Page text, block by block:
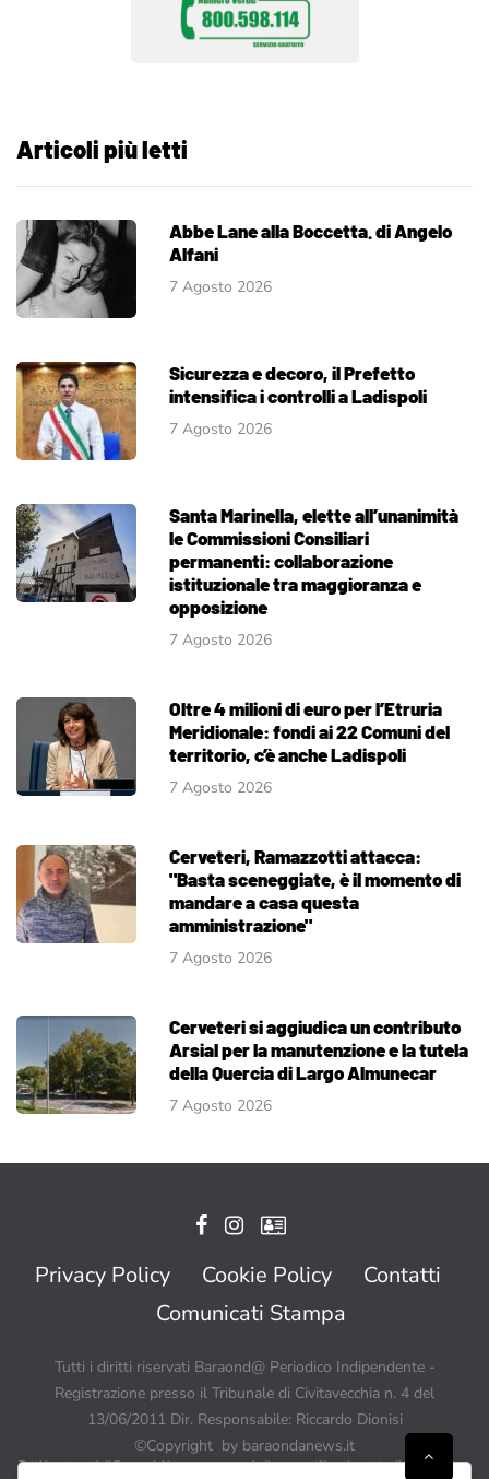
Articoli più letti
Abbe Lane alla Boccetta. di Angelo
Alfani
7 Agosto 2026
Sicurezza e decoro, il Prefetto
intensifica i controlli a Ladispoli
7 Agosto 2026
Santa Marinella, elette all’unanimità
le Commissioni Consiliari
permanenti: collaborazione
istituzionale tra maggioranza e
opposizione
7 Agosto 2026
Oltre 4 milioni di euro per l’Etruria
Meridionale: fondi ai 22 Comuni del
territorio, c’è anche Ladispoli
7 Agosto 2026
Cerveteri, Ramazzotti attacca:
"Basta sceneggiate, è il momento di
mandare a casa questa
amministrazione"
7 Agosto 2026
Cerveteri si aggiudica un contributo
Arsial per la manutenzione e la tutela
della Quercia di Largo Almunecar
7 Agosto 2026
Privacy Policy Cookie Policy
Contatti
Comunicati Stampa
Tutti i diritti riservati Baraond@ Periodico Indipendente -
Registrazione presso il Tribunale di Civitavecchia n. 4 del
13/06/2011 Dir. Responsabile: Riccardo Dionisi
©Copyright by baraondanews.it
Tutti i contenuti di BaraondaNews possono quindi essere utilizzati a patto di citare sempre
Baraondanews.it come fonte ed inserire un link o un collegamento visibile a